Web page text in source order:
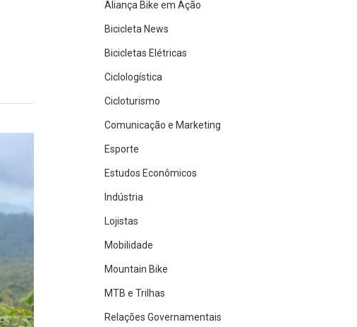
Aliança Bike em Ação
Bicicleta News
Bicicletas Elétricas
Ciclologística
Cicloturismo
Comunicação e Marketing
Esporte
Estudos Econômicos
Indústria
Lojistas
Mobilidade
Mountain Bike
MTB e Trilhas
Relações Governamentais